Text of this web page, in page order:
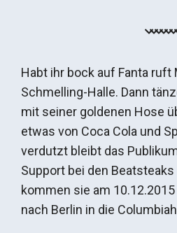
Habt ihr bock auf Fanta ruft
Schmelling-Halle. Dann
mit seiner goldenen Hose
etwas von Coca Cola und
verdutzt bleibt das
Support bei den
kommen sie am
nach Berlin in die